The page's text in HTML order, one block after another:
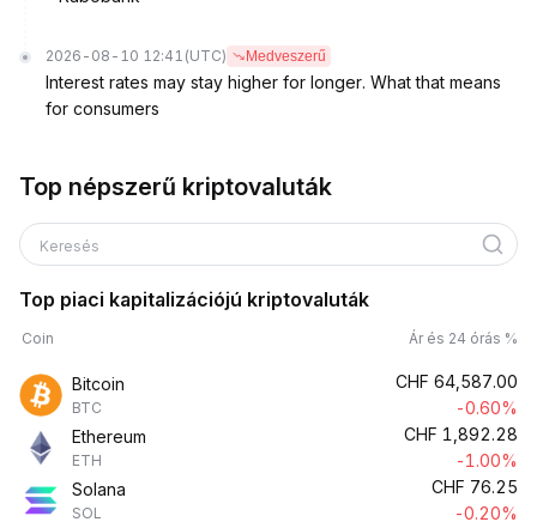
2026-08-10 12:41 (UTC) Medveszerű
Interest rates may stay higher for longer. What that means
for consumers
Top népszerű kriptovaluták
Keresés
Top piaci kapitalizációjú kriptovaluták
Coin Ár és 24 órás %
Bitcoin
BTC
CHF 64,587.00
-0.60%
Ethereum
ETH
CHF 1,892.28
-1.00%
Solana
SOL
CHF 76.25
-0.20%